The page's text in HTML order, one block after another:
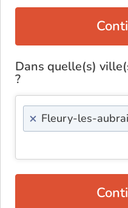
Dans quelle(s)
?
× Fleury-les-